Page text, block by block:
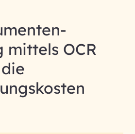
mittels OCR